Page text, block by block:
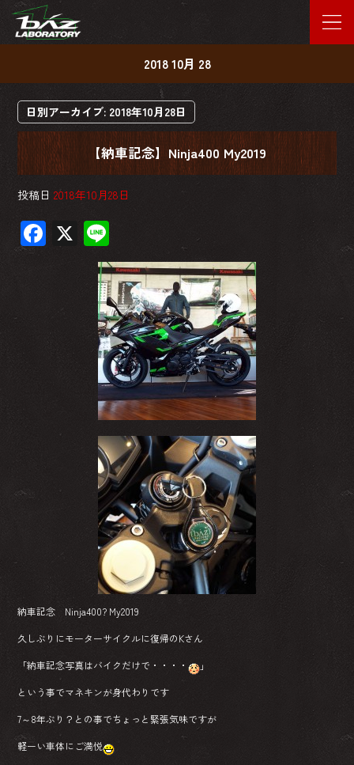
2018 10月 28
日別アーカイブ: 2018年10月28日
【納車記念】Ninja400 My2019
投稿日 2018年10月28日
F
ac
X
ne
納車記念 Ninja400? My2019
久しぶりにモーターサイクルに復帰のKさん
「納車記念写真はバイクだけで・・・・
」
という事でマネキンが身代わりです
7～8年ぶり？との事でちょっと緊張気味ですが
軽ーい車体にご満悦